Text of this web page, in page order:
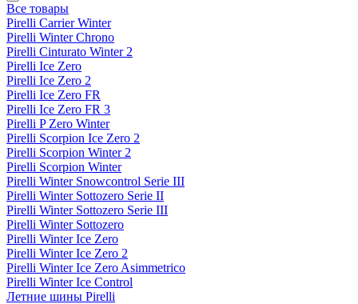
Все товары
Pirelli Carrier Winter
Pirelli Winter Chrono
Pirelli Cinturato Winter 2
Pirelli Ice Zero
Pirelli Ice Zero 2
Pirelli Ice Zero FR
Pirelli Ice Zero FR 3
Pirelli P Zero Winter
Pirelli Scorpion Ice Zero 2
Pirelli Scorpion Winter 2
Pirelli Scorpion Winter
Pirelli Winter Snowcontrol Serie III
Pirelli Winter Sottozero Serie II
Pirelli Winter Sottozero Serie III
Pirelli Winter Sottozero
Pirelli Winter Ice Zero
Pirelli Winter Ice Zero 2
Pirelli Winter Ice Zero Asimmetrico
Pirelli Winter Ice Control
Летние шины Pirelli